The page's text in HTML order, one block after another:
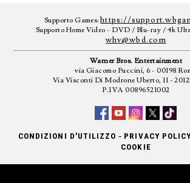
Supporto Games:https://
Supporto Home Video - DVD / Blu-ray / 4k
whv@wbd.com
Warner Bros. Entertainment
via Giacomo Puccini, 6 - 00198
Via Visconti Di Modrone Uberto, 11 -
P.IVA 00896521002
CONDIZIONI D'UTILIZZO - PRIVACY
COOKIE